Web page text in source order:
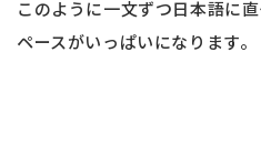
このように一文ずつ日本語に
ペースがいっぱいになります。